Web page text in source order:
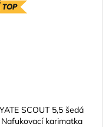
YATE SCOUT 5,5 šedá
Nafukovací karimatka